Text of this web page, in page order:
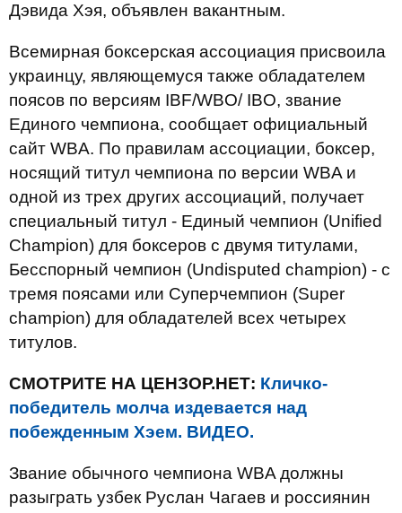
Дэвида Хэя, объявлен вакантным.
Всемирная боксерская ассоциация присвоила
украинцу, являющемуся также обладателем
поясов по версиям IBF/WBO/ IBO, звание
Единого чемпиона, сообщает официальный
сайт WBA. По правилам ассоциации, боксер,
носящий титул чемпиона по версии WBA и
одной из трех других ассоциаций, получает
специальный титул - Единый чемпион (Unified
Champion) для боксеров с двумя титулами,
Бесспорный чемпион (Undisputed champion) - с
тремя поясами или Суперчемпион (Super
champion) для обладателей всех четырех
титулов.
СМОТРИТЕ НА ЦЕНЗОР.НЕТ: Кличко-
победитель молча издевается над
побежденным Хэем. ВИДЕО.
Звание обычного чемпиона WBA должны
разыграть узбек Руслан Чагаев и россиянин